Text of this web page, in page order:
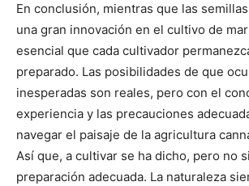
En conclusión, mientras que las
una gran innovación en el cultivo de
esencial que cada cultivador
preparado. Las posibilidades de que
inesperadas son reales, pero con el
experiencia y las precauciones
navegar el paisaje de la agricultura
Así que, a cultivar se ha dicho, pero no
preparación adecuada. La naturaleza